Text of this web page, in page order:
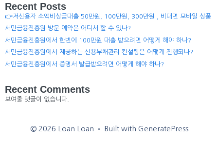
Recent Posts
👉저신용자 소액비상금대출 50만원, 100만원, 300만원 , 비대면 모바일 상품
서민금융진흥원 방문 예약은 어디서 할 수 있나?
서민금융진흥원에서 한번에 100만원 대출 받으려면 어떻게 해야 하나?
서민금융진흥원에서 제공하는 신용부채관리 컨설팅은 어떻게 진행되나?
서민금융진흥원에서 증명서 발급받으려면 어떻게 해야 하나?
Recent Comments
보여줄 댓글이 없습니다.
© 2026 Loan Loan • Built with GeneratePress